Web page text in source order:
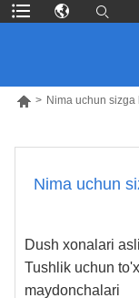
 > Nima uchun
Nima uchun
Dush xonalari
Tushlik uchun
maydonchalari